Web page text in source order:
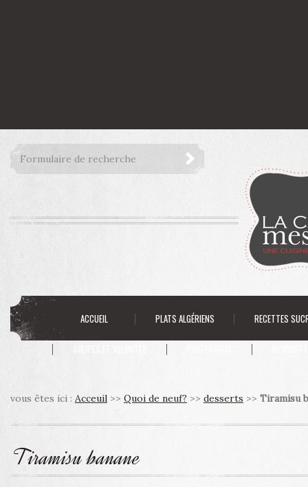
ACCUEIL PLATS ALGÉRIENS RECETTES
vous êtes ici : Acceuil >> Quoi de neuf? >> desserts >> Tiramisu
Tiramisu banane